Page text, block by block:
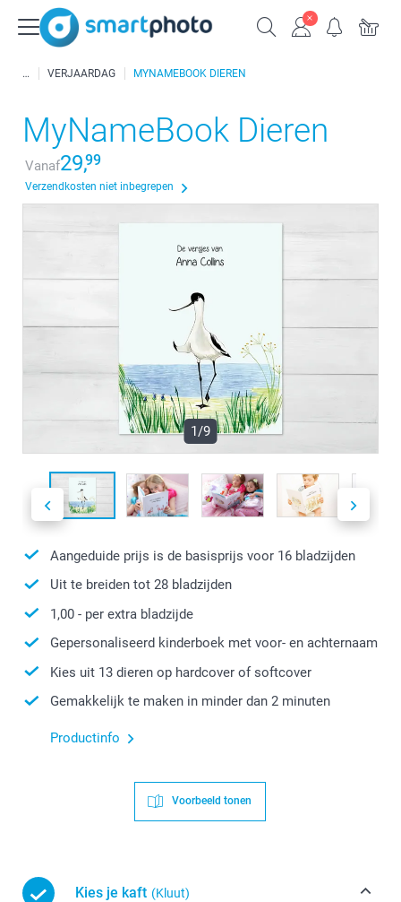
VERJAARDAG MYNAMEBOOK DIEREN
MyNameBook Dieren
Vanaf29,99
Verzendkosten niet inbegrepen
1/9
Aangeduide prijs is de basisprijs voor 16 bladzijden
Uit te breiden tot 28 bladzijden
1,00 - per extra bladzijde
Gepersonaliseerd kinderboek met voor- en achternaam
Kies uit 13 dieren op hardcover of softcover
Gemakkelijk te maken in minder dan 2 minuten
Productinfo
Voorbeeld tonen
Kies je kaft (Kluut)